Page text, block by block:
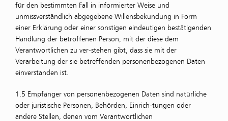
für den bestimmten Fall in informierter Weise und
unmissverständlich abgegebene Willensbekundung in Form
einer Erklärung oder einer sonstigen eindeutigen bestätigenden
Handlung der betroffenen Person, mit der diese dem
Verantwortlichen zu ver-stehen gibt, dass sie mit der
Verarbeitung der sie betreffenden personenbezogenen Daten
einverstanden ist.
1.5 Empfänger von personenbezogenen Daten sind natürliche
oder juristische Personen, Behörden, Einrich-tungen oder
andere Stellen, denen vom Verantwortlichen